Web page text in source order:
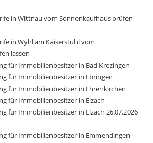
in Wittnau vom Sonnenkaufhaus prüfen
in Wyhl am Kaiserstuhl vom
lassen
für Immobilienbesitzer in Bad Krozingen
für Immobilienbesitzer in Ebringen
für Immobilienbesitzer in Ehrenkirchen
für Immobilienbesitzer in Elzach
für Immobilienbesitzer in Elzach 26.07.2026
für Immobilienbesitzer in Emmendingen